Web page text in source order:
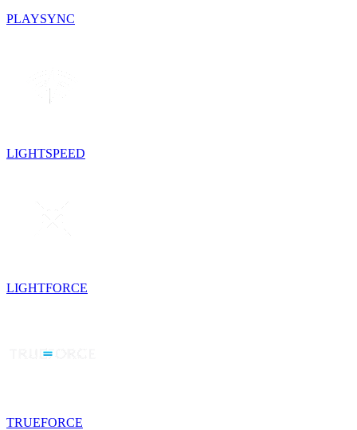
PLAYSYNC
LIGHTSPEED
LIGHTFORCE
TRUEFORCE